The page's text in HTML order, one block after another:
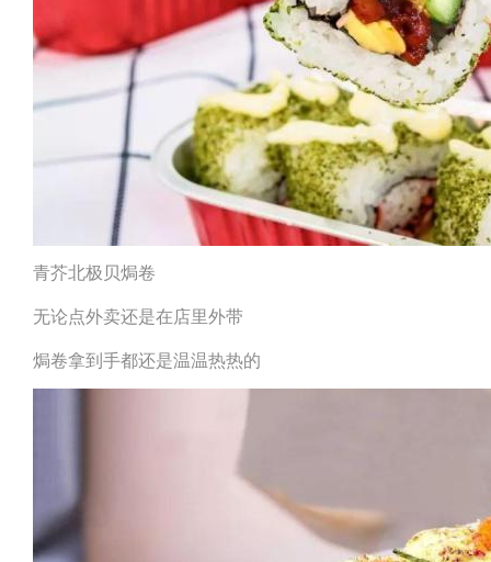
青芥北极贝焗卷
无论点外卖还是在店里外带
焗卷拿到手都还是温温热热的